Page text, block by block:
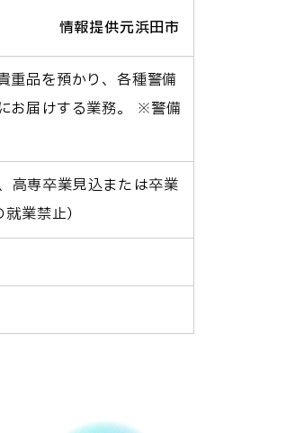
情報提供元浜田市
重品を預かり、各種警備
お届けする業務。 ※警備
高専卒業見込または卒業
就業禁止）